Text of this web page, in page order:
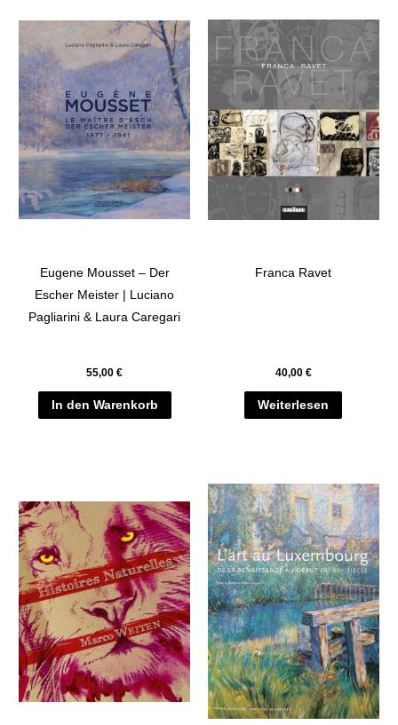
Eugene Mousset – Der
Escher Meister | Luciano
Pagliarini & Laura Caregari
55,00€
In den Warenkorb
Franca Ravet
40,00 €
Weiterlesen